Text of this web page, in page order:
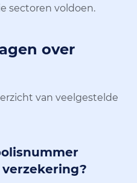
sectoren voldoen.
over
van veelgestelde